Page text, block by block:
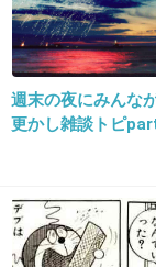
18. 匿名2012/12/13(木)
hideお誕生日
誕生日があっ
その誕生日が
週末の夜にみんな
更かし雑談トピ